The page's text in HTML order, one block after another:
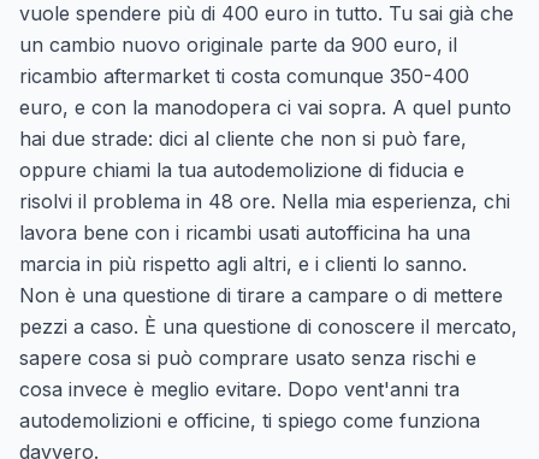
vuole spendere più di 400 euro in tutto. Tu sai già che
un cambio nuovo originale parte da 900 euro, il
ricambio aftermarket ti costa comunque 350-400
euro, e con la manodopera ci vai sopra. A quel punto
hai due strade: dici al cliente che non si può fare,
oppure chiami la tua autodemolizione di fiducia e
risolvi il problema in 48 ore. Nella mia esperienza, chi
lavora bene con i ricambi usati autofficina ha una
marcia in più rispetto agli altri, e i clienti lo sanno.
Non è una questione di tirare a campare o di mettere
pezzi a caso. È una questione di conoscere il mercato,
sapere cosa si può comprare usato senza rischi e
cosa invece è meglio evitare. Dopo vent'anni tra
autodemolizioni e officine, ti spiego come funziona
davvero.